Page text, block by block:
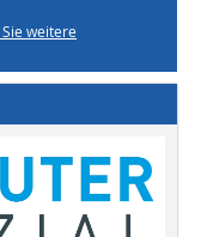
weitere